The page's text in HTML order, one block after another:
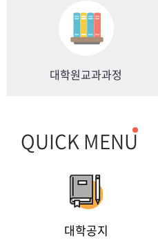
대학원교과과정
QUICK MENU
대학공지